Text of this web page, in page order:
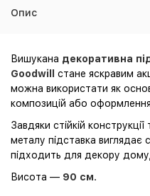
Опис
Вишукана декоративна
Goodwill
стане яскравим
можна використати як
композицій або оформлення
Завдяки стійкій
металу підставка виглядає
підходить для декору
Висота — 90 см.